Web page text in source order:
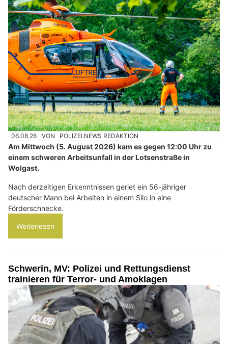
06.08.26 VON POLIZEI.NEWS REDAKTION
Am Mittwoch (5. August 2026) kam es gegen 12:00 Uhr zu
einem schweren Arbeitsunfall in der Lotsenstraße in
Wolgast.
Nach derzeitigen Erkenntnissen geriet ein 56-jähriger
deutscher Mann bei Arbeiten in einem Silo in eine
Förderschnecke.
Weiterlesen
Schwerin, MV: Polizei und Rettungsdienst
trainieren für Terror- und Amoklagen